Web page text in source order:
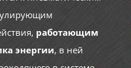
работающим
энергии, в ней